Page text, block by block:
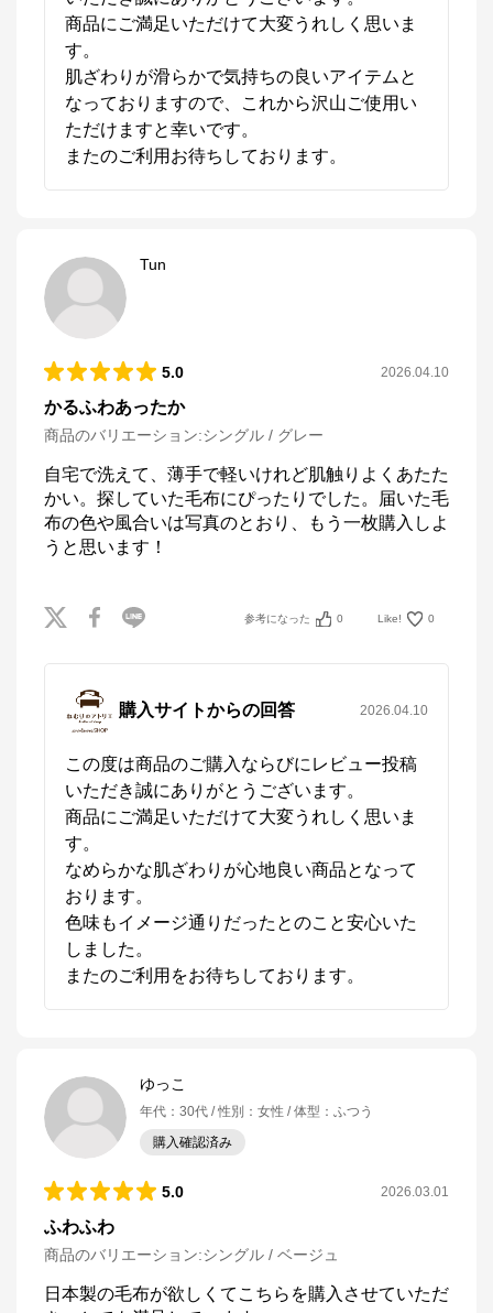
商品にご満足いただけて大変うれしく思いま
す。
肌ざわりが滑らかで気持ちの良いアイテムと
なっておりますので、これから沢山ご使用い
ただけますと幸いです。
またのご利用お待ちしております。
Tun
5.0 2026.04.10
かるふわあったか
商品のバリエーション:シングル / グレー
自宅で洗えて、薄手で軽いけれど肌触りよくあたた
かい。探していた毛布にぴったりでした。届いた毛
布の色や風合いは写真のとおり、もう一枚購入しよ
うと思います！
参考になった 0 Like! 0
購入サイトからの回答 2026.04.10
この度は商品のご購入ならびにレビュー投稿
いただき誠にありがとうございます。
商品にご満足いただけて大変うれしく思いま
す。
なめらかな肌ざわりが心地良い商品となって
おります。
色味もイメージ通りだったとのこと安心いた
しました。
またのご利用をお待ちしております。
ゆっこ
年代 ： 30代 性別 ： 女性 体型 ： ふつう
購入確認済み
5.0 2026.03.01
ふわふわ
商品のバリエーション:シングル / ベージュ
日本製の毛布が欲しくてこちらを購入させていただ